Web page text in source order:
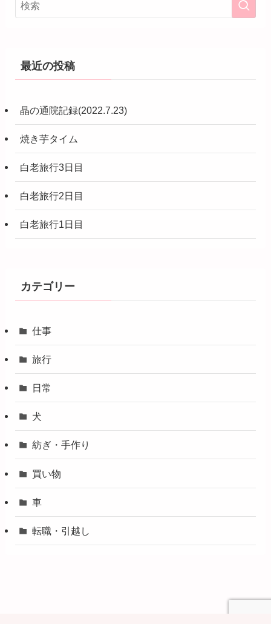
最近の投稿
晶の通院記録(2022.7.23)
焼き芋タイム
白老旅行3日目
白老旅行2日目
白老旅行1日目
カテゴリー
仕事
旅行
日常
犬
紡ぎ・手作り
買い物
車
転職・引越し